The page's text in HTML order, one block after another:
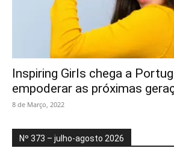
Inspiring Girls chega a
empoderar as próximas
8 de Março, 2022
Nº 373 – julho-agosto 2026